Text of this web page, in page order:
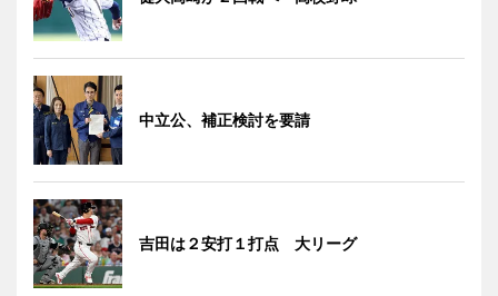
中立公、補正検討を要請
吉田は２安打１打点 大リーグ